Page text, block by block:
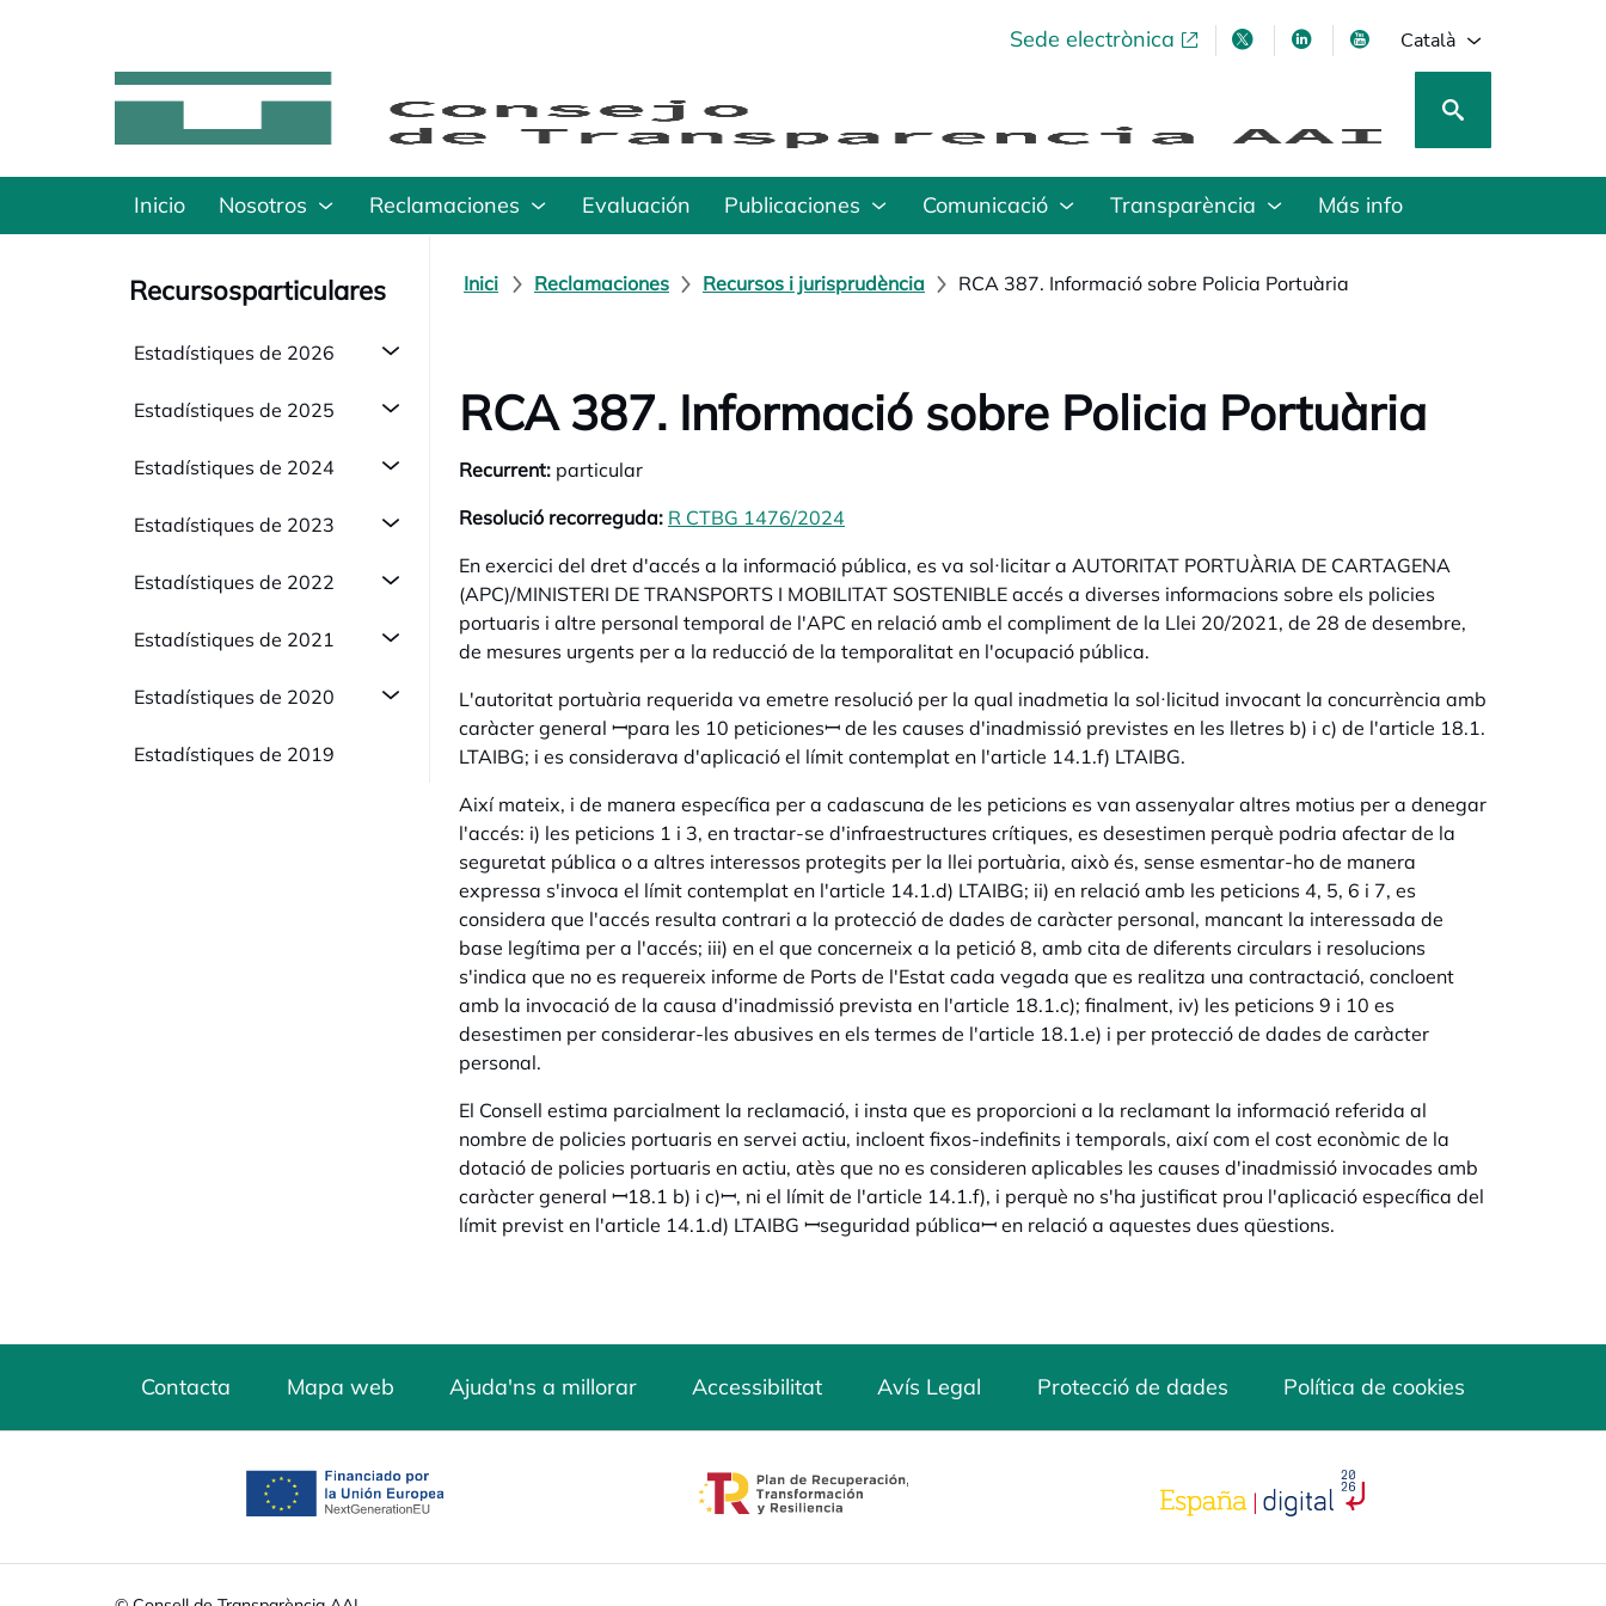
Sede electrònicaopens in a new tabopens in a new tab
opens in a new tab
opens in a new tab
Català
Inicio Nosotros Reclamaciones Evaluación Publicaciones Comunicació Transparència Más info
Recursosparticulares
Estadístiques de 2026
Estadístiques de 2025
Estadístiques de 2024
Estadístiques de 2023
Estadístiques de 2022
Estadístiques de 2021
Estadístiques de 2020
Estadístiques de 2019
Inici Reclamaciones Recursos i jurisprudència RCA 387. Informació sobre Policia Portuària
RCA 387. Informació sobre Policia Portuària
Recurrent: particular
Resolució recorreguda: R CTBG 1476/2024
En exercici del dret d'accés a la informació pública, es va sol·licitar a AUTORITAT PORTUÀRIA DE CARTAGENA
(APC)/MINISTERI DE TRANSPORTS I MOBILITAT SOSTENIBLE accés a diverses informacions sobre els policies
portuaris i altre personal temporal de l'APC en relació amb el compliment de la Llei 20/2021, de 28 de desembre,
de mesures urgents per a la reducció de la temporalitat en l'ocupació pública.
L'autoritat portuària requerida va emetre resolució per la qual inadmetia la sol·licitud invocant la concurrència amb
caràcter general ꟷpara les 10 peticionesꟷ de les causes d'inadmissió previstes en les lletres b) i c) de l'article 18.1.
LTAIBG; i es considerava d'aplicació el límit contemplat en l'article 14.1.f) LTAIBG.
Així mateix, i de manera específica per a cadascuna de les peticions es van assenyalar altres motius per a denegar
l'accés: i) les peticions 1 i 3, en tractar-se d'infraestructures crítiques, es desestimen perquè podria afectar de la
seguretat pública o a altres interessos protegits per la llei portuària, això és, sense esmentar-ho de manera
expressa s'invoca el límit contemplat en l'article 14.1.d) LTAIBG; ii) en relació amb les peticions 4, 5, 6 i 7, es
considera que l'accés resulta contrari a la protecció de dades de caràcter personal, mancant la interessada de
base legítima per a l'accés; iii) en el que concerneix a la petició 8, amb cita de diferents circulars i resolucions
s'indica que no es requereix informe de Ports de l'Estat cada vegada que es realitza una contractació, concloent
amb la invocació de la causa d'inadmissió prevista en l'article 18.1.c); finalment, iv) les peticions 9 i 10 es
desestimen per considerar-les abusives en els termes de l'article 18.1.e) i per protecció de dades de caràcter
personal.
El Consell estima parcialment la reclamació, i insta que es proporcioni a la reclamant la informació referida al
nombre de policies portuaris en servei actiu, incloent fixos-indefinits i temporals, així com el cost econòmic de la
dotació de policies portuaris en actiu, atès que no es consideren aplicables les causes d'inadmissió invocades amb
caràcter general ꟷ18.1 b) i c)ꟷ, ni el límit de l'article 14.1.f), i perquè no s'ha justificat prou l'aplicació específica del
límit previst en l'article 14.1.d) LTAIBG ꟷseguridad públicaꟷ en relació a aquestes dues qüestions.
Contacta Mapa web Ajuda'ns a millorar Accessibilitat Avís Legal Protecció de dades Política de cookies
opens in a new tab opens in a new tab opens in a new tab